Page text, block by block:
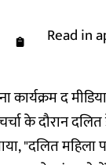
Read in
कार्यक्रम द
चर्चा के दौरान
"दलित महिला